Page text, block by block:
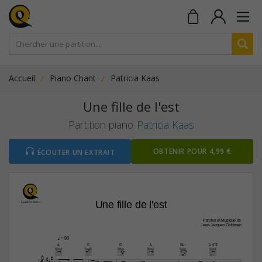
Accueil Piano Chant Patricia Kaas
Une fille de l'est
Partition piano Patricia Kaas
ÉCOUTER UN EXTRAIT OBTENIR POUR 4,99 €
Paroles et Musique de
Jean-Jacques Goldman
Une fille de l'est
A E D A Bm A/C©
q = 90
